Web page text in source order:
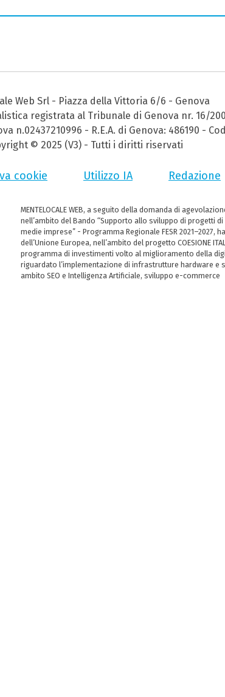
Web Srl - Piazza della Vittoria 6/6 - Genova
registrata al Tribunale di Genova nr. 16/
n.02437210996 - R.E.A. di Genova: 486190 -
© 2025 (V3) - Tutti i diritti riservati
cookie Utilizzo IA Redazione
MENTELOCALE WEB, a seguito della domanda di
nell’ambito del Bando “Supporto allo sviluppo di progetti
medie imprese” - Programma Regionale FESR 2021–2027,
dell’Unione Europea, nell’ambito del progetto COESIONE
programma di investimenti volto al miglioramento della
riguardato l’implementazione di infrastrutture hardware e
ambito SEO e Intelligenza Artificiale, sviluppo e-commerce